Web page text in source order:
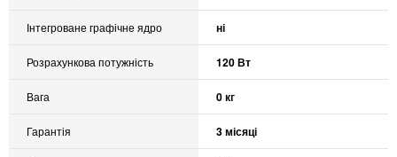
Інтегроване графічне ядро ні
Розрахункова потужність 120 Вт
Вага 0 кг
Гарантія 3 місяці